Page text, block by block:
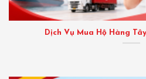
Dịch Vụ Mua Hộ Hàng